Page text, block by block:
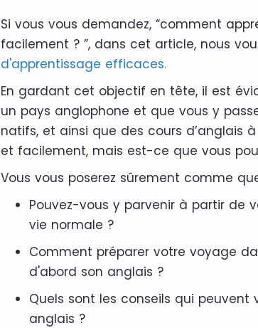
Si vous vous demandez, “comment
facilement ? ”, dans cet article, nous
d'apprentissage efficaces.
En gardant cet objectif en tête, il est
un pays anglophone et que vous y
natifs, et ainsi que des cours d’anglais
et facilement, mais est-ce que vous
Vous vous poserez sûrement comme
Pouvez-vous y parvenir à partir de
vie normale ?
Comment préparer votre voyage
d'abord son anglais ?
Quels sont les conseils qui
anglais ?